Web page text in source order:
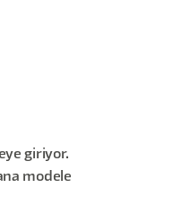
giriyor.
modele